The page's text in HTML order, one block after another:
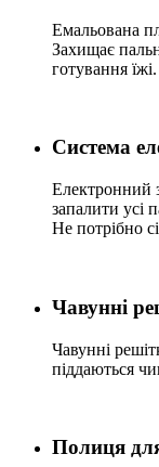
Емальована
Захищає
готування їжі.
Система
Електронний
запалити усі
Не потрібно
Чавунні
Чавунні
піддаються
Полиця для